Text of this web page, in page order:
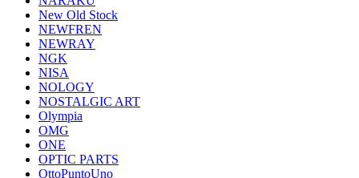
New Old Stock
NEWFREN
NEWRAY
NGK
NISA
NOLOGY
NOSTALGIC ART
Olympia
OMG
ONE
OPTIC PARTS
OttoPuntoUno